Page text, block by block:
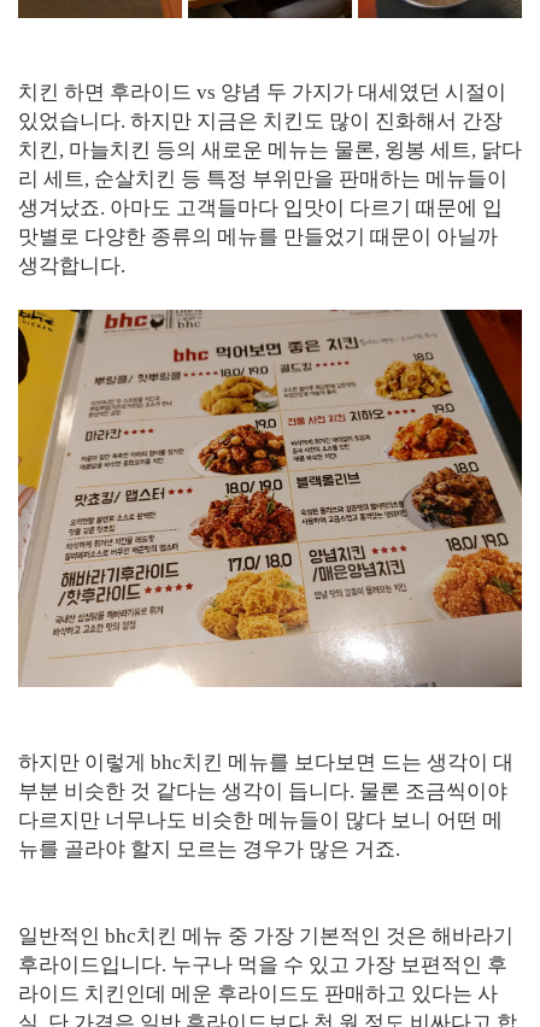
치킨 하면 후라이드 vs 양념 두 가지가 대세였던 시절이
있었습니다. 하지만 지금은 치킨도 많이 진화해서 간장
치킨, 마늘치킨 등의 새로운 메뉴는 물론, 윙봉 세트, 닭다
리 세트, 순살치킨 등 특정 부위만을 판매하는 메뉴들이
생겨났죠. 아마도 고객들마다 입맛이 다르기 때문에 입
맛별로 다양한 종류의 메뉴를 만들었기 때문이 아닐까
생각합니다.
하지만 이렇게 bhc치킨 메뉴를 보다보면 드는 생각이 대
부분 비슷한 것 같다는 생각이 듭니다. 물론 조금씩이야
다르지만 너무나도 비슷한 메뉴들이 많다 보니 어떤 메
뉴를 골라야 할지 모르는 경우가 많은 거죠.
일반적인 bhc치킨 메뉴 중 가장 기본적인 것은 해바라기
후라이드입니다. 누구나 먹을 수 있고 가장 보편적인 후
라이드 치킨인데 메운 후라이드도 판매하고 있다는 사